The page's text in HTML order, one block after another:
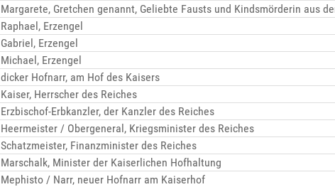
Margarete, Gretchen genannt, Geliebte Fausts und Kindsmörderin aus
Raphael, Erzengel
Gabriel, Erzengel
Michael, Erzengel
dicker Hofnarr, am Hof des Kaisers
Kaiser, Herrscher des Reiches
Erzbischof-Erbkanzler, der Kanzler des Reiches
Heermeister / Obergeneral, Kriegsminister des Reiches
Schatzmeister, Finanzminister des Reiches
Marschalk, Minister der Kaiserlichen Hofhaltung
Mephisto / Narr, neuer Hofnarr am Kaiserhof